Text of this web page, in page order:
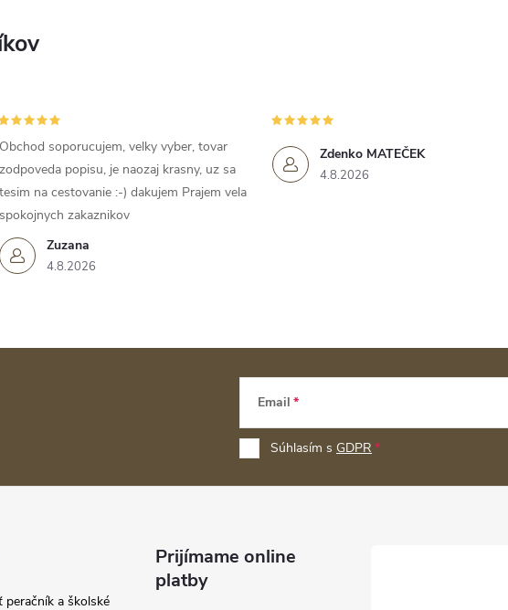
Zuzana
4.8.2026
Obchod soporucujem, velky vyber, tovar
zodpoveda popisu, je naozaj krasny, uz sa
tesim na cestovanie :-) dakujem Prajem vela
spokojnych zakaznikov
Zdenko MATEČEK
4.8.2026
Email
Súhlasím s GDPR
peračník a školské
Prijímame online
platby